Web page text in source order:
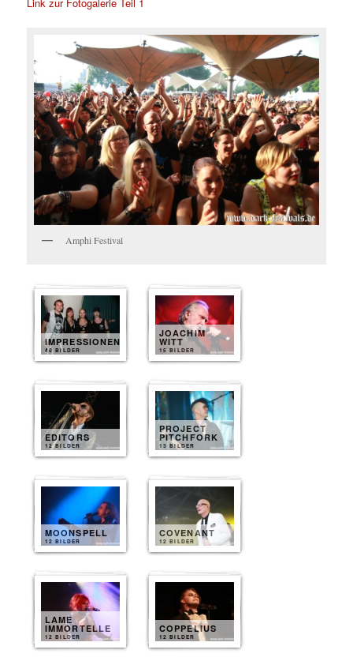
Amphi Festival
IMPRESSIONEN
40 BILDER
JOACHIM
WITT
15 BILDER
EDITORS
12 BILDER
PROJECT
PITCHFORK
13 BILDER
MOONSPELL
12 BILDER
COVENANT
12 BILDER
LAME
IMMORTELLE
12 BILDER
COPPELIUS
12 BILDER